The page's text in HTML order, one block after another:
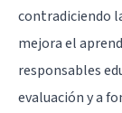
contradiciendo
mejora el
responsables
evaluación y a